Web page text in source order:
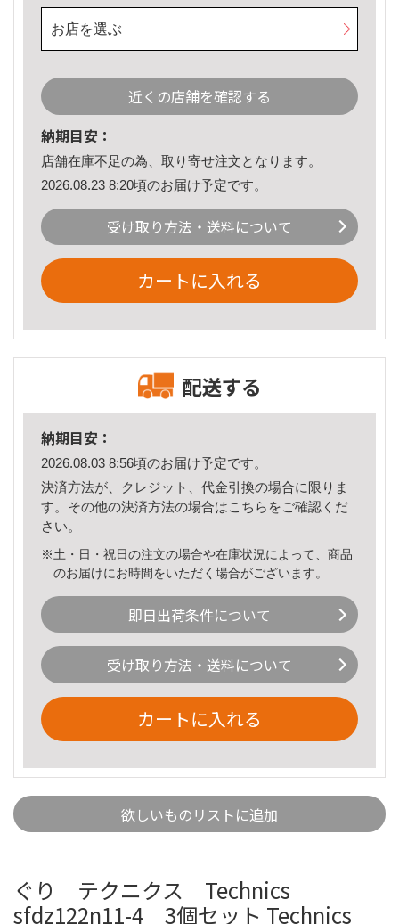
お店を選ぶ
近くの店舗を確認する
納期目安：
店舗在庫不足の為、取り寄せ注文となります。
2026.08.23 8:20頃のお届け予定です。
受け取り方法・送料について
カートに入れる
配送する
納期目安：
2026.08.03 8:56頃のお届け予定です。
決済方法が、クレジット、代金引換の場合に限りま
す。その他の決済方法の場合はこちら をご確認くだ
さい。
※土・日・祝日の注文の場合や在庫状況によって、商品
のお届けにお時間をいただく場合がございます。
即日出荷条件について
受け取り方法・送料について
カートに入れる
欲しいものリストに追加
ぐり テクニクス Technics
sfdz122n11-4 3個セット Technics